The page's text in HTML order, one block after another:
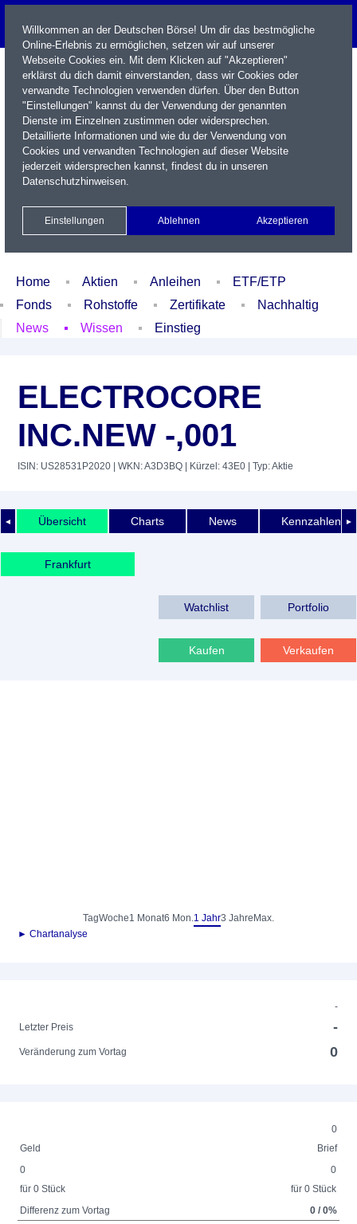
Name / WKN / ISIN / Kürzel
Xetra Realtime
Watchlist Portfolio Login
Home Aktien Anleihen
ETF/ETP
Fonds
Rohstoffe Zertifikate
Nachhaltig
News
Wissen Einstieg
ELECTROCORE
INC.NEW -,001
ISIN: US28531P2020 | WKN: A3D3BQ | Kürzel: 43E0 | Typ: Aktie
◄ ►
Übersicht Charts News Kennzahlen
Frankfurt
Watchlist Portfolio
Kaufen Verkaufen
TagWoche1 Monat6 Mon.1 Jahr3 Jahre Max.
► Chartanalyse
-
Letzter Preis
-
Veränderung zum Vortag 0
0
Geld
Brief
0
für 0 Stück
0
für 0 Stück
Differenz zum Vortag
0 / 0%
Willkommen an der Deutschen Börse! Um dir das bestmögliche
Online-Erlebnis zu ermöglichen, setzen wir auf unserer
Webseite Cookies ein. Mit dem Klicken auf "Akzeptieren"
erklärst du dich damit einverstanden, dass wir Cookies oder
verwandte Technologien verwenden dürfen. Über den Button
"Einstellungen" kannst du der Verwendung der genannten
Dienste im Einzelnen zustimmen oder widersprechen.
Detaillierte Informationen und wie du der Verwendung von
Cookies und verwandten Technologien auf dieser Website
jederzeit widersprechen kannst, findest du in unseren
Datenschutzhinweisen.
Einstellungen Ablehnen Akzeptieren